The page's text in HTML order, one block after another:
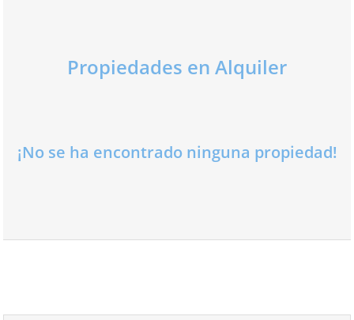
Propiedades en Alquiler
¡No se ha encontrado ninguna propiedad!